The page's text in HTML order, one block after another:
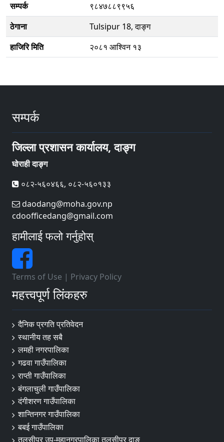
सम्पर्क
९८४७८८९९५६
ठेगाना
Tulsipur 18, दाङ्ग
हाजिरि मिति
२०८१ आश्विन १३
सम्पर्क
जिल्ला प्रशासन कार्यालय, दाङ्ग
घोराही दाङ्ग
०८२-५६०४६६, ०८२-५६०१३३
daodang@moha.gov.np
cdoofficedang@gmail.com
हामीलाई फलो गर्नुहोस्
Terms of Use | Privacy Policy
महत्त्वपूर्ण लिंकहरु
दैनिक प्रगति प्रतिवेदन
स्थानीय तह सबै
लमही नगरपालिका
गढवा गाउँपालिका
राप्ती गाउँपालिका
बंगलाचुली गाउँपालिका
दंगीशरण गाउँपालिका
शान्तिनगर गाउँपालिका
बबई गाउँपालिका
तुलसीपुर उप-महानगरपालिका तुलसीपुर दाङ